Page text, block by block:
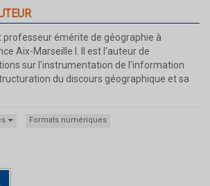
professeur émérite de géographie à
Aix-Marseille I. Il est l'auteur de
sur l'instrumentation de l'information
du discours géographique et sa
Formats numériques